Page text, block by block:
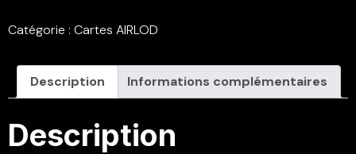
Catégorie : Cartes AIRLOD
Description Informations complémentaires
Description